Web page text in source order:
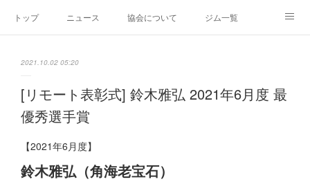
トップ ニュース 協会について ジム一覧
2021.10.02 05:20
[リモート表彰式] 鈴木雅弘 2021年6月度 最
優秀選手賞
【2021年6月度】
鈴木雅弘（角海老宝石）